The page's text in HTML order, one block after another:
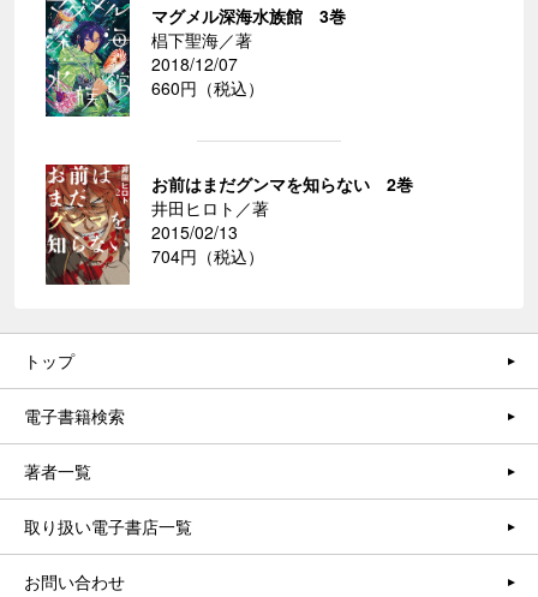
マグメル深海水族館 3巻
椙下聖海／著
2018/12/07
660円（税込）
お前はまだグンマを知らない 2巻
井田ヒロト／著
2015/02/13
704円（税込）
トップ
電子書籍検索
著者一覧
取り扱い電子書店一覧
お問い合わせ